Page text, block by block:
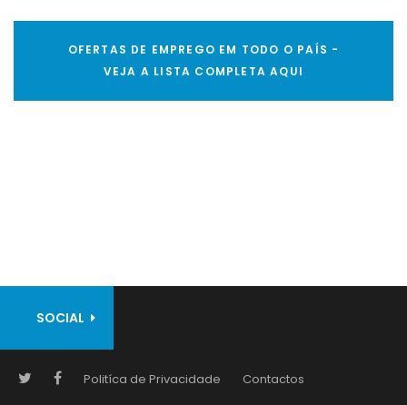
OFERTAS DE EMPREGO EM TODO O PAÍS -
VEJA A LISTA COMPLETA AQUI
SOCIAL
Politíca de Privacidade Contactos